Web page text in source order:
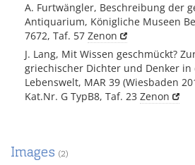
A. Furtwängler, Beschreibung der
Antiquarium, Königliche Museen
7672, Taf. 57 Zenon
J. Lang, Mit Wissen geschmückt?
griechischer Dichter und Denker in
Lebenswelt, MAR 39 (Wiesbaden
Kat.Nr. G TypB8, Taf. 23 Zenon
Images (2)